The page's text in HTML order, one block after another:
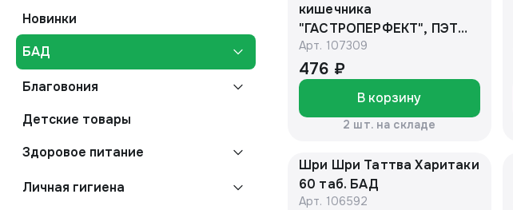
Новинки
БАД
Благовония
Детские товары
Здоровое питание
Личная гигиена
кишечника
"ГАСТРОПЕРФЕКТ", ПЭТ
банка, капс. 0,48 г №60
БАД "Алтайский нектар"
Арт. 107309
476 ₽
В корзину
2 шт. на складе
Шри Шри Таттва Харитаки
60 таб. БАД
Арт. 106592